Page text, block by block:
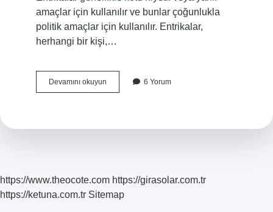
amaçlar için kullanılır ve bunlar çoğunlukla
politik amaçlar için kullanılır. Entrikalar,
herhangi bir kişi,…
Devamını okuyunEntrikalar
ne
6 Yorum
https://www.theocote.com https://girasolar.com.tr
https://ketuna.com.tr Sitemap